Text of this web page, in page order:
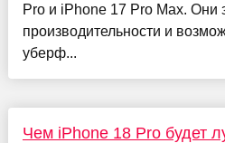
Pro и iPhone 17 Pro Max. Они
производительности и
уберф...
Чем iPhone 18 Pro будет